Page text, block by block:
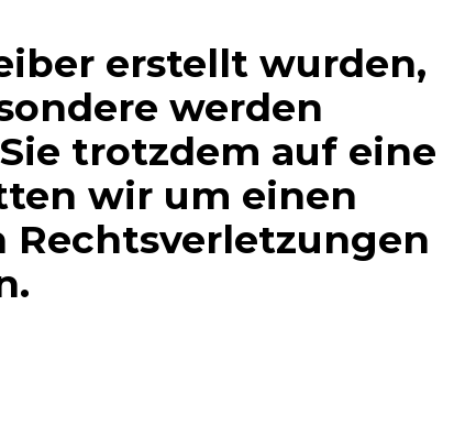
erstellt wurden,
werden
trotzdem auf eine
wir um einen
Rechtsverletzungen